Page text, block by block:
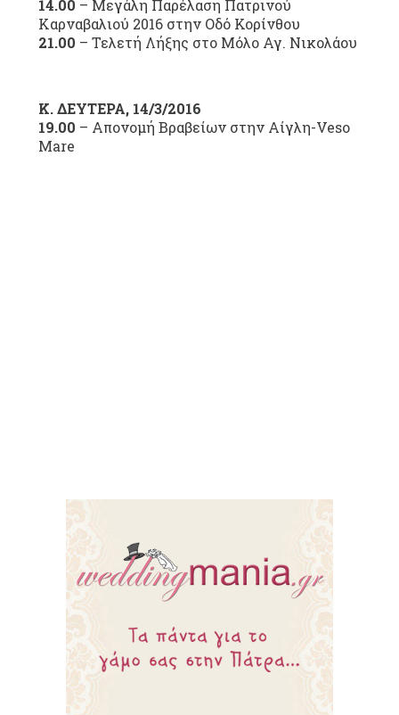
14.00 – Μεγάλη Παρέλαση Πατρινού
Καρναβαλιού 2016 στην Οδό Κορίνθου
21.00 – Τελετή Λήξης στο Μόλο Αγ. Νικολάου
Κ. ΔΕΥΤΕΡΑ, 14/3/2016
19.00 – Απονoμή Βραβείων στην Αίγλη-Veso
Mare